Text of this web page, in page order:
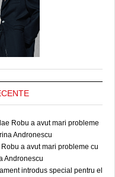
Robu a avut mari probleme
Andronescu
a avut mari probleme cu
Andronescu
introdus special pentru el